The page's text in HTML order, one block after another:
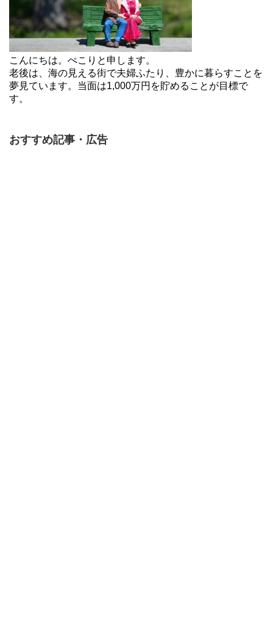
こんにちは。ぺこりと申します。
老後は、海の見える街で夫婦ふたり、豊かに暮らすことを
夢見ています。当面は1,000万円を貯めることが目標で
す。
おすすめ記事・広告